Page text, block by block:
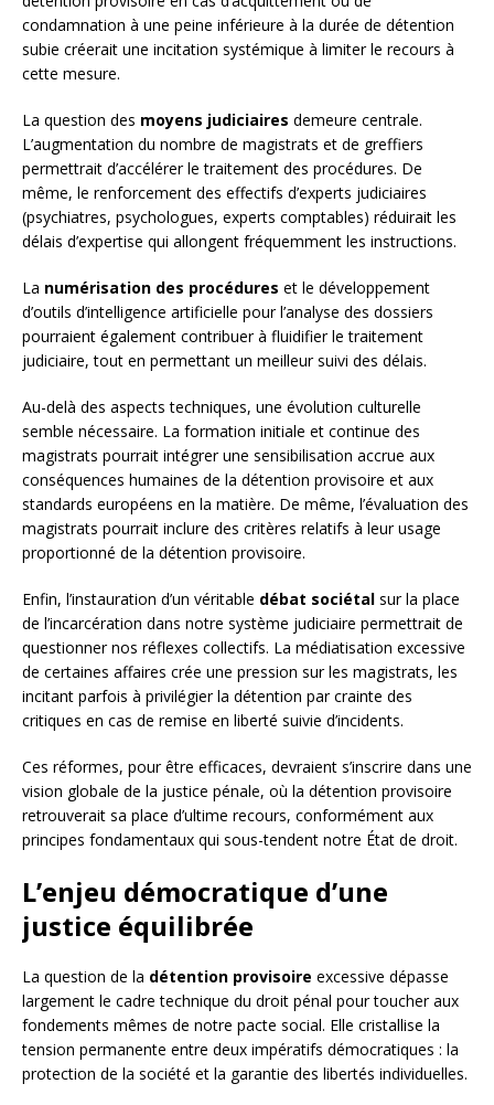
condamnation à une peine inférieure à la durée de détention
subie créerait une incitation systémique à limiter le recours à
cette mesure.
La question des moyens judiciaires demeure centrale.
L’augmentation du nombre de magistrats et de greffiers
permettrait d’accélérer le traitement des procédures. De
même, le renforcement des effectifs d’experts judiciaires
(psychiatres, psychologues, experts comptables) réduirait les
délais d’expertise qui allongent fréquemment les instructions.
La numérisation des procédures et le développement
d’outils d’intelligence artificielle pour l’analyse des dossiers
pourraient également contribuer à fluidifier le traitement
judiciaire, tout en permettant un meilleur suivi des délais.
Au-delà des aspects techniques, une évolution culturelle
semble nécessaire. La formation initiale et continue des
magistrats pourrait intégrer une sensibilisation accrue aux
conséquences humaines de la détention provisoire et aux
standards européens en la matière. De même, l’évaluation des
magistrats pourrait inclure des critères relatifs à leur usage
proportionné de la détention provisoire.
Enfin, l’instauration d’un véritable débat sociétal sur la place
de l’incarcération dans notre système judiciaire permettrait de
questionner nos réflexes collectifs. La médiatisation excessive
de certaines affaires crée une pression sur les magistrats, les
incitant parfois à privilégier la détention par crainte des
critiques en cas de remise en liberté suivie d’incidents.
Ces réformes, pour être efficaces, devraient s’inscrire dans une
vision globale de la justice pénale, où la détention provisoire
retrouverait sa place d’ultime recours, conformément aux
principes fondamentaux qui sous-tendent notre État de droit.
L’enjeu démocratique d’une
justice équilibrée
La question de la détention provisoire excessive dépasse
largement le cadre technique du droit pénal pour toucher aux
fondements mêmes de notre pacte social. Elle cristallise la
tension permanente entre deux impératifs démocratiques : la
protection de la société et la garantie des libertés individuelles.